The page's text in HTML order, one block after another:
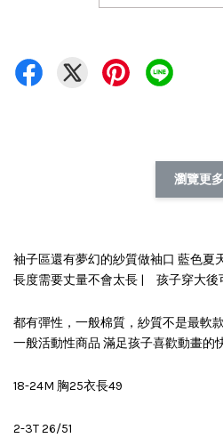
瀏覽更多
袖子區還有夢幻的紗質做袖口 藍色夏
長度需要丈量不會太長 | 孩子穿大後
都有彈性，一般棉質，紗質不是最軟
一般活動性商品 滿足孩子喜歡動畫的
18-24M 胸25衣長49
2-3T 26/51